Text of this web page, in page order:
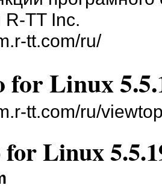
TT Inc.
tt.com/ru/
for Linux
tt.com/ru/
Linux